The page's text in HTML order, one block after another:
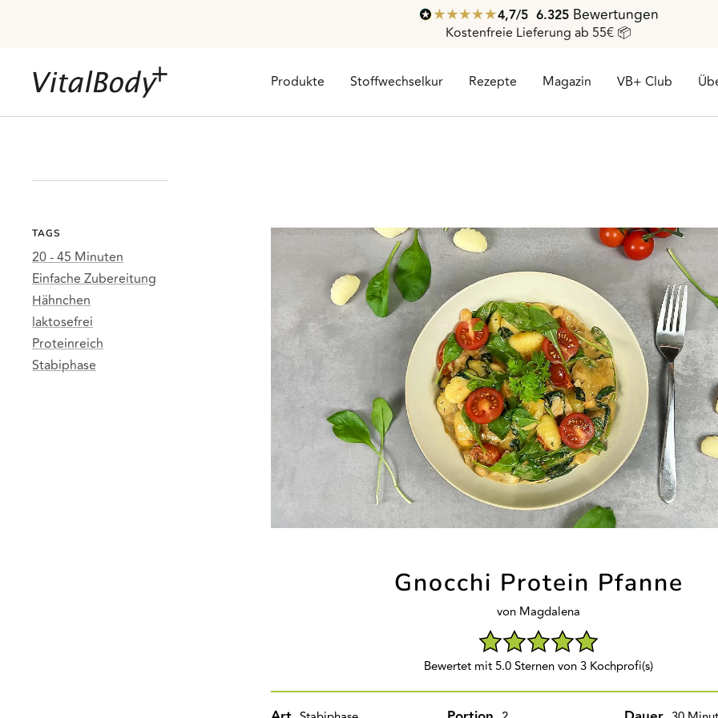
4,7/ 5 6.325 Bewertungen
Kostenfreie Lieferung ab 55€ 📦
Produkte Stoffwechselkur Rezepte Magazin VB+ Club
VitalBodyPLUS.de
TAGS
20 - 45 Minuten
Einfache Zubereitung
Hähnchen
laktosefrei
Proteinreich
Stabiphase
Gnocchi Protein Pfanne
von Magdalena
Bewertet mit 5.0 Sternen von 3 Kochprofi(s)